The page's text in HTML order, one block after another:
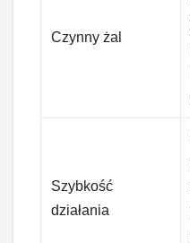
Czynny żal
Szybkość
działania